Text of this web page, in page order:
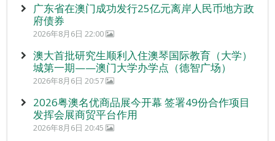
广东省在澳门成功发行25亿元离岸人民币地方政
府债券
2026年8月6日 22:00
澳大首批研究生顺利入住澳琴国际教育（大学）
城第一期——澳门大学办学点（德智广场）
2026年8月6日 20:57
2026粤澳名优商品展今开幕 签署49份合作项目
发挥会展商贸平台作用
2026年8月6日 20:45